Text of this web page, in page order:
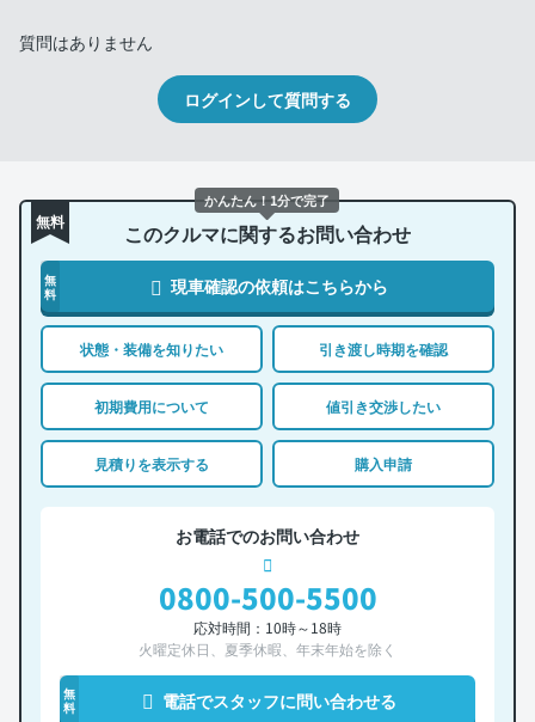
質問はありません
ログインして質問する
無料 このクルマに関するお問い合わせ
無
料
現車確認の依頼はこちらから
状態・装備を知りたい 引き渡し時期を確認
初期費用について 値引き交渉したい
見積りを表示する 購入申請
お電話でのお問い合わせ
0800-500-5500
応対時間：10時～18時
火曜定休日、夏季休暇、年末年始を除く
無
料
電話でスタッフに問い合わせる
かんたん！1分で完了